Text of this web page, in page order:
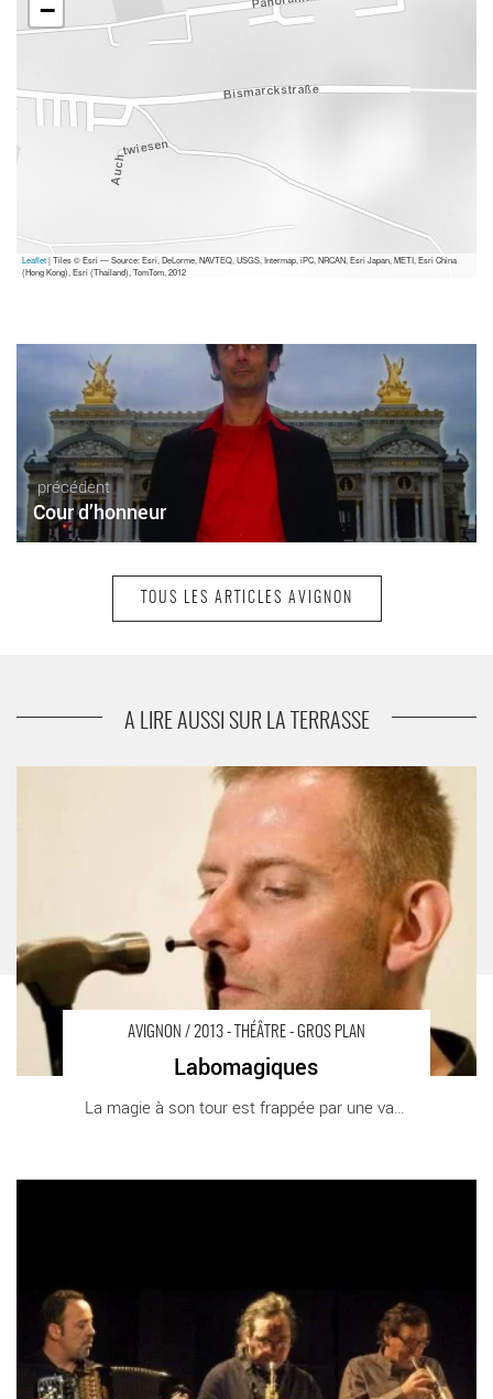
−
Leaflet| Tiles © Esri — Source: Esri, DeLorme, NAVTEQ, USGS, Intermap, iPC, NRCAN, Esri Japan, METI, Esri China
(Hong Kong), Esri (Thailand), TomTom, 2012
précédent
Cour d’honneur
Chanson au Petit Louvre
TOUS LES ARTICLES AVIGNON
A LIRE AUSSI SUR LA TERRASSE
AVIGNON / 2013 - THÉÂTRE - GROS PLAN
Labomagiques
Labomagiques - Critique sortie Avignon / 2013 Avignon LA